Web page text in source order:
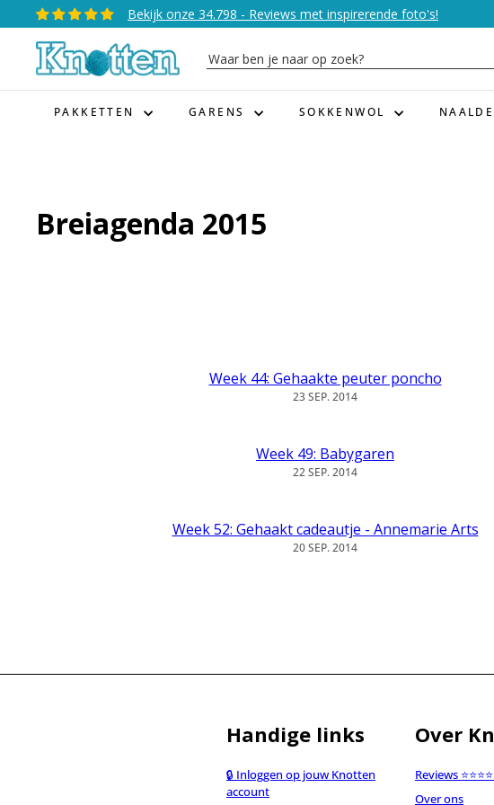
inhoudDiavoorstelling
pauzeren
Bekijk onze 34.798 - Reviews met inspirerende foto's!
K
n
o
Waar
PAKKETTEN GARENS SOKKENWOL
Breiagenda 2015
Week 44: Gehaakte peuter poncho
23 SEP. 2014
Week 49: Babygaren
22 SEP. 2014
Week 52: Gehaakt cadeautje - Annemarie Arts
20 SEP. 2014
Handige links
🔒 Inloggen op jouw Knotten
account
Over
Reviews
Over ons